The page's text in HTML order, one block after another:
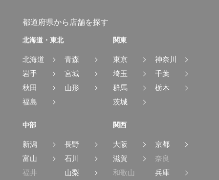
都道府県から店舗を探す
北海道・東北
北海道
青森
岩手
宮城
秋田
山形
福島
関東
東京
神奈川
埼玉
千葉
群馬
栃木
茨城
中部
新潟
長野
富山
石川
福井
山梨
関西
大阪
京都
滋賀
奈良
和歌山
兵庫